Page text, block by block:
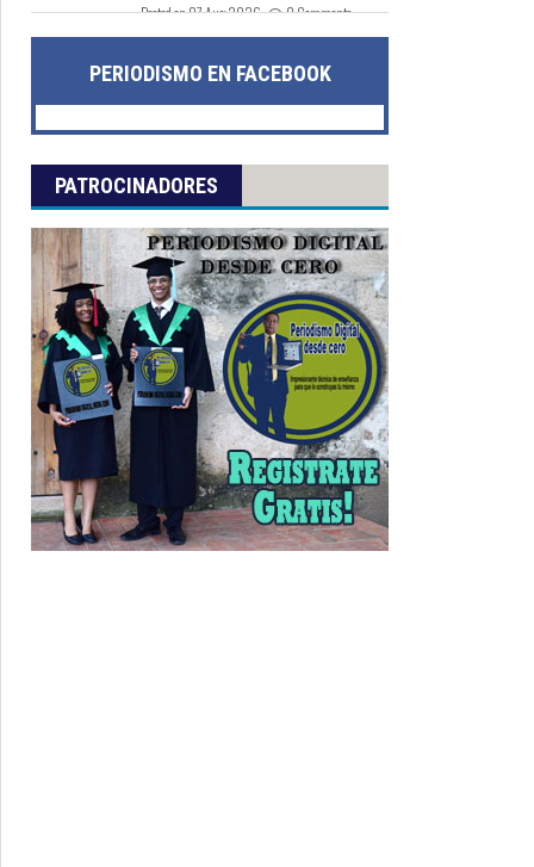
Posted on 07 Aug 2026 - 0 Comments
PERIODISMO EN FACEBOOK
PATROCINADORES